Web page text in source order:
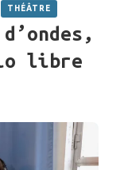
THÉÂTRE
libre